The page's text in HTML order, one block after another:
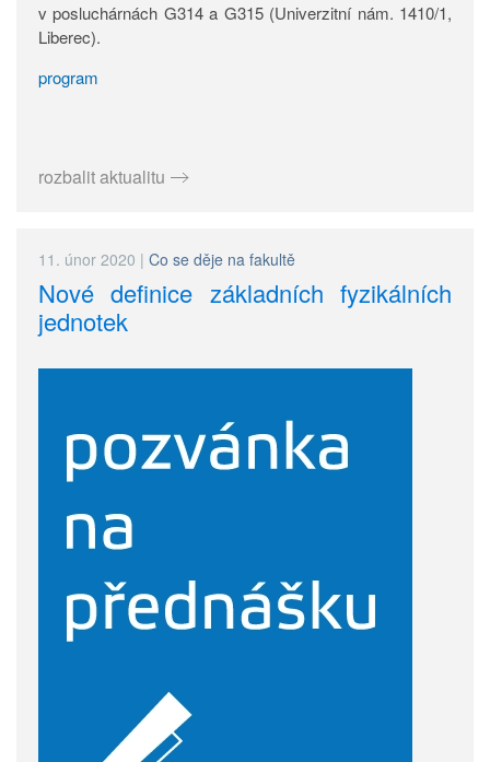
v posluchárnách G314 a G315 (Univerzitní nám. 1410/1,
Liberec).
program
rozbalit aktualitu
11. únor 2020 | Co se děje na fakultě
Nové definice základních fyzikálních
jednotek